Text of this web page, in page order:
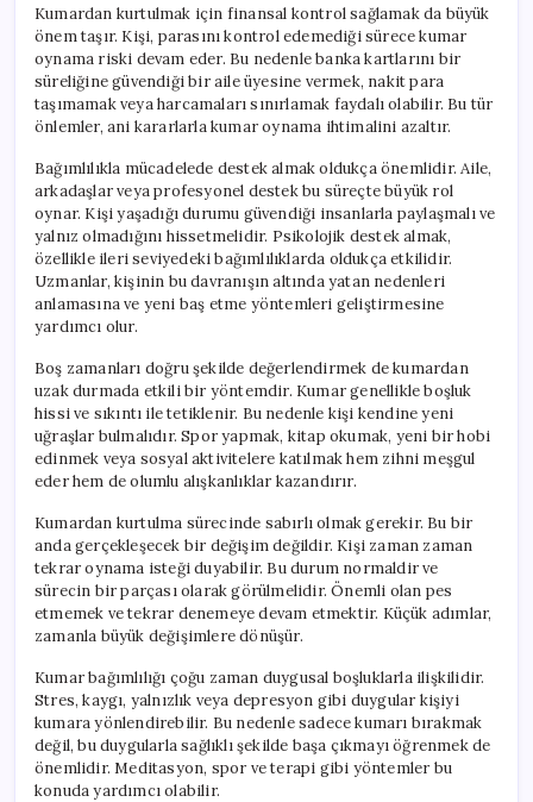
Kumardan kurtulmak için finansal kontrol sağlamak da büyük
önem taşır. Kişi, parasını kontrol edemediği sürece kumar
oynama riski devam eder. Bu nedenle banka kartlarını bir
süreliğine güvendiği bir aile üyesine vermek, nakit para
taşımamak veya harcamaları sınırlamak faydalı olabilir. Bu tür
önlemler, ani kararlarla kumar oynama ihtimalini azaltır.
Bağımlılıkla mücadelede destek almak oldukça önemlidir. Aile,
arkadaşlar veya profesyonel destek bu süreçte büyük rol
oynar. Kişi yaşadığı durumu güvendiği insanlarla paylaşmalı ve
yalnız olmadığını hissetmelidir. Psikolojik destek almak,
özellikle ileri seviyedeki bağımlılıklarda oldukça etkilidir.
Uzmanlar, kişinin bu davranışın altında yatan nedenleri
anlamasına ve yeni baş etme yöntemleri geliştirmesine
yardımcı olur.
Boş zamanları doğru şekilde değerlendirmek de kumardan
uzak durmada etkili bir yöntemdir. Kumar genellikle boşluk
hissi ve sıkıntı ile tetiklenir. Bu nedenle kişi kendine yeni
uğraşlar bulmalıdır. Spor yapmak, kitap okumak, yeni bir hobi
edinmek veya sosyal aktivitelere katılmak hem zihni meşgul
eder hem de olumlu alışkanlıklar kazandırır.
Kumardan kurtulma sürecinde sabırlı olmak gerekir. Bu bir
anda gerçekleşecek bir değişim değildir. Kişi zaman zaman
tekrar oynama isteği duyabilir. Bu durum normaldir ve
sürecin bir parçası olarak görülmelidir. Önemli olan pes
etmemek ve tekrar denemeye devam etmektir. Küçük adımlar,
zamanla büyük değişimlere dönüşür.
Kumar bağımlılığı çoğu zaman duygusal boşluklarla ilişkilidir.
Stres, kaygı, yalnızlık veya depresyon gibi duygular kişiyi
kumara yönlendirebilir. Bu nedenle sadece kumarı bırakmak
değil, bu duygularla sağlıklı şekilde başa çıkmayı öğrenmek de
önemlidir. Meditasyon, spor ve terapi gibi yöntemler bu
konuda yardımcı olabilir.